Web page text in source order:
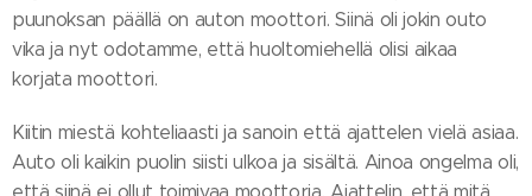
puunoksan päällä on auton moottori. Siinä oli jokin outo
vika ja nyt odotamme, että huoltomiehellä olisi aikaa
korjata moottori.
Kiitin miestä kohteliaasti ja sanoin että ajattelen vielä asiaa.
Auto oli kaikin puolin siisti ulkoa ja sisältä. Ainoa ongelma oli,